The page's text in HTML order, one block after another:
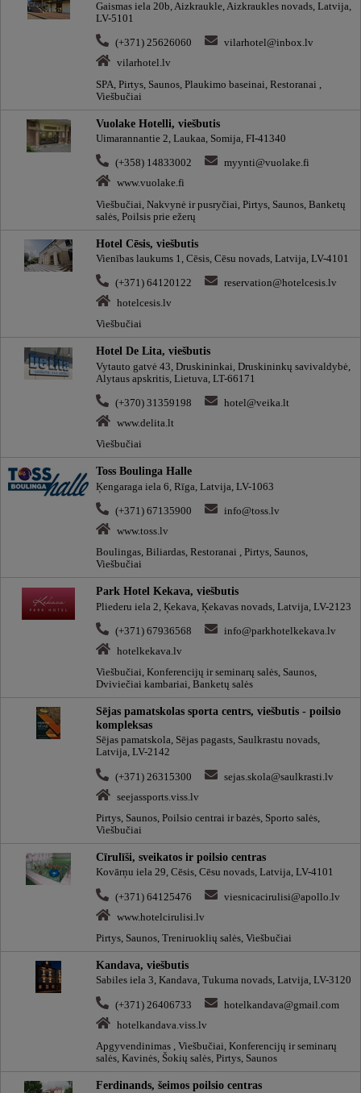
Gaismas iela 20b, Aizkraukle, Aizkraukles novads, Latvija,
LV-5101
(+371) 25626060
vilarhotel@inbox.lv
vilarhotel.lv
SPA, Pirtys, Saunos, Plaukimo baseinai, Restoranai ,
Viešbučiai
Vuolake Hotelli, viešbutis
Uimarannantie 2, Laukaa, Somija, FI-41340
(+358) 14833002
myynti@vuolake.fi
www.vuolake.fi
Viešbučiai, Nakvynė ir pusryčiai, Pirtys, Saunos, Banketų
salės, Poilsis prie ežerų
Hotel Cēsis, viešbutis
Vienības laukums 1, Cēsis, Cēsu novads, Latvija, LV-4101
(+371) 64120122
reservation@hotelcesis.lv
hotelcesis.lv
Viešbučiai
Hotel De Lita, viešbutis
Vytauto gatvė 43, Druskininkai, Druskininkų savivaldybė,
Alytaus apskritis, Lietuva, LT-66171
(+370) 31359198
hotel@veika.lt
www.delita.lt
Viešbučiai
Toss Boulinga Halle
Ķengaraga iela 6, Rīga, Latvija, LV-1063
(+371) 67135900
info@toss.lv
www.toss.lv
Boulingas, Biliardas, Restoranai , Pirtys, Saunos,
Viešbučiai
Park Hotel Kekava, viešbutis
Pliederu iela 2, Ķekava, Ķekavas novads, Latvija, LV-2123
(+371) 67936568
info@parkhotelkekava.lv
hotelkekava.lv
Viešbučiai, Konferencijų ir seminarų salės, Saunos,
Dviviečiai kambariai, Banketų salės
Sējas pamatskolas sporta centrs, viešbutis - poilsio
kompleksas
Sējas pamatskola, Sējas pagasts, Saulkrastu novads,
Latvija, LV-2142
(+371) 26315300
sejas.skola@saulkrasti.lv
seejassports.viss.lv
Pirtys, Saunos, Poilsio centrai ir bazės, Sporto salės,
Viešbučiai
Cīrulīši, sveikatos ir poilsio centras
Kovārņu iela 29, Cēsis, Cēsu novads, Latvija, LV-4101
(+371) 64125476
viesnicacirulisi@apollo.lv
www.hotelcirulisi.lv
Pirtys, Saunos, Treniruoklių salės, Viešbučiai
Kandava, viešbutis
Sabiles iela 3, Kandava, Tukuma novads, Latvija, LV-3120
(+371) 26406733
hotelkandava@gmail.com
hotelkandava.viss.lv
Apgyvendinimas , Viešbučiai, Konferencijų ir seminarų
salės, Kavinės, Šokių salės, Pirtys, Saunos
Ferdinands, šeimos poilsio centras